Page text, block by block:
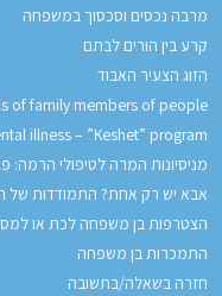
מרבה נכסים וסכסוך במשפחה
קרע בין הורים לבתם
הזוג הצעיר האבוד
of family members of people
illness – ”Keshet” program
מניסיונות המרה לטיפולי
אבא יש רק אחת? התמודדות של
הצטרפות בן משפחה לכת או
התמכרות בן משפחה
חזרה בשאלה/בתשובה